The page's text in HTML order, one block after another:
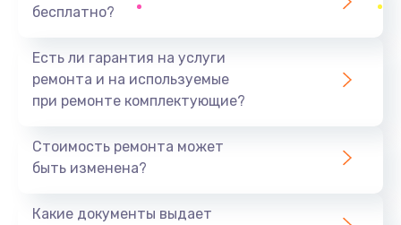
бесплатно?
Есть ли гарантия на услуги
ремонта и на используемые
при ремонте комплектующие?
Стоимость ремонта может
быть изменена?
Какие документы выдает